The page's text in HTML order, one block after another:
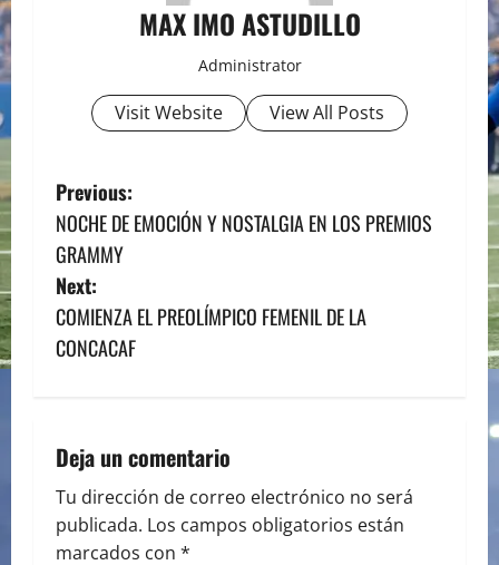
MAX IMO ASTUDILLO
Administrator
Visit Website View All Posts
P
o
s
t
v
i
Previous:
NOCHE DE EMOCIÓN Y NOSTALGIA EN LOS PREMIOS
GRAMMY
Next:
COMIENZA EL PREOLÍMPICO FEMENIL DE LA
CONCACAF
Deja un comentario
Tu dirección de correo electrónico no será
publicada. Los campos obligatorios están
marcados con *